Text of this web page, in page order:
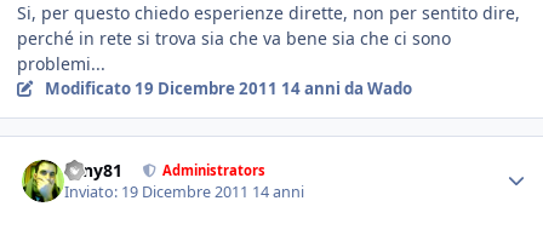
Si, per questo chiedo esperienze dirette, non per sentito dire,
perché in rete si trova sia che va bene sia che ci sono
problemi...
Modificato 19 Dicembre 2011 14 anni da Wado
tony81 Administrators
Inviato: 19 Dicembre 2011 14 anni